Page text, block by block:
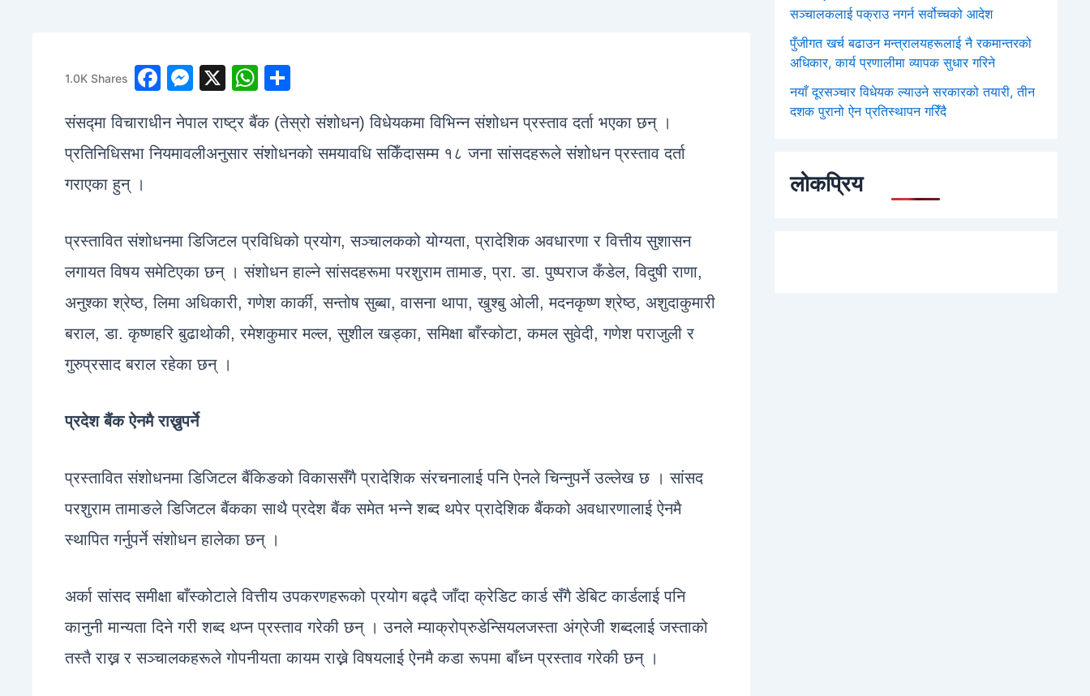
1.0K Shares
F
c
e
o
k
M
s
s
g
er
X
W
at
s
p
ar
e
संसद्मा विचाराधीन नेपाल राष्ट्र बैंक (तेस्रो संशोधन) विधेयकमा विभिन्न संशोधन प्रस्ताव दर्ता भएका छन् ।
प्रतिनिधिसभा नियमावलीअनुसार संशोधनको समयावधि सकिँदासम्म १८ जना सांसदहरूले संशोधन प्रस्ताव दर्ता
गराएका हुन् ।
प्रस्तावित संशोधनमा डिजिटल प्रविधिको प्रयोग, सञ्चालकको योग्यता, प्रादेशिक अवधारणा र वित्तीय सुशासन
लगायत विषय समेटिएका छन् । संशोधन हाल्ने सांसदहरूमा परशुराम तामाङ, प्रा. डा. पुष्पराज कँडेल, विदुषी राणा,
अनुश्का श्रेष्ठ, लिमा अधिकारी, गणेश कार्की, सन्तोष सुब्बा, वासना थापा, खुश्बु ओली, मदनकृष्ण श्रेष्ठ, अशुदाकुमारी
बराल, डा. कृष्णहरि बुढाथोकी, रमेशकुमार मल्ल, सुशील खड्का, समिक्षा बाँस्कोटा, कमल सुवेदी, गणेश पराजुली र
गुरुप्रसाद बराल रहेका छन् ।
प्रदेश बैंक ऐनमै राख्नुपर्ने
प्रस्तावित संशोधनमा डिजिटल बैंकिङको विकाससँगै प्रादेशिक संरचनालाई पनि ऐनले चिन्नुपर्ने उल्लेख छ । सांसद
परशुराम तामाङले डिजिटल बैंकका साथै प्रदेश बैंक समेत भन्ने शब्द थपेर प्रादेशिक बैंकको अवधारणालाई ऐनमै
स्थापित गर्नुपर्ने संशोधन हालेका छन् ।
अर्का सांसद समीक्षा बाँस्कोटाले वित्तीय उपकरणहरूको प्रयोग बढ्दै जाँदा क्रेडिट कार्ड सँगै डेबिट कार्डलाई पनि
कानुनी मान्यता दिने गरी शब्द थप्न प्रस्ताव गरेकी छन् । उनले म्याक्रोप्रुडेन्सियलजस्ता अंग्रेजी शब्दलाई जस्ताको
तस्तै राख्न र सञ्चालकहरूले गोपनीयता कायम राख्ने विषयलाई ऐनमै कडा रूपमा बाँध्न प्रस्ताव गरेकी छन् ।
सञ्चालकलाई पक्राउ नगर्न सर्वोच्चको आदेश
पुँजीगत खर्च बढाउन मन्त्रालयहरूलाई नै रकमान्तरको
अधिकार, कार्य प्रणालीमा व्यापक सुधार गरिने
नयाँ दूरसञ्चार विधेयक ल्याउने सरकारको तयारी, तीन
दशक पुरानो ऐन प्रतिस्थापन गरिँदै
लोकप्रिय